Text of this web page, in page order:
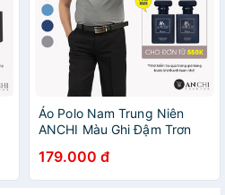
Áo Polo Nam Trung Niên
ANCHI Màu Ghi Đậm Trơn
179.000 đ